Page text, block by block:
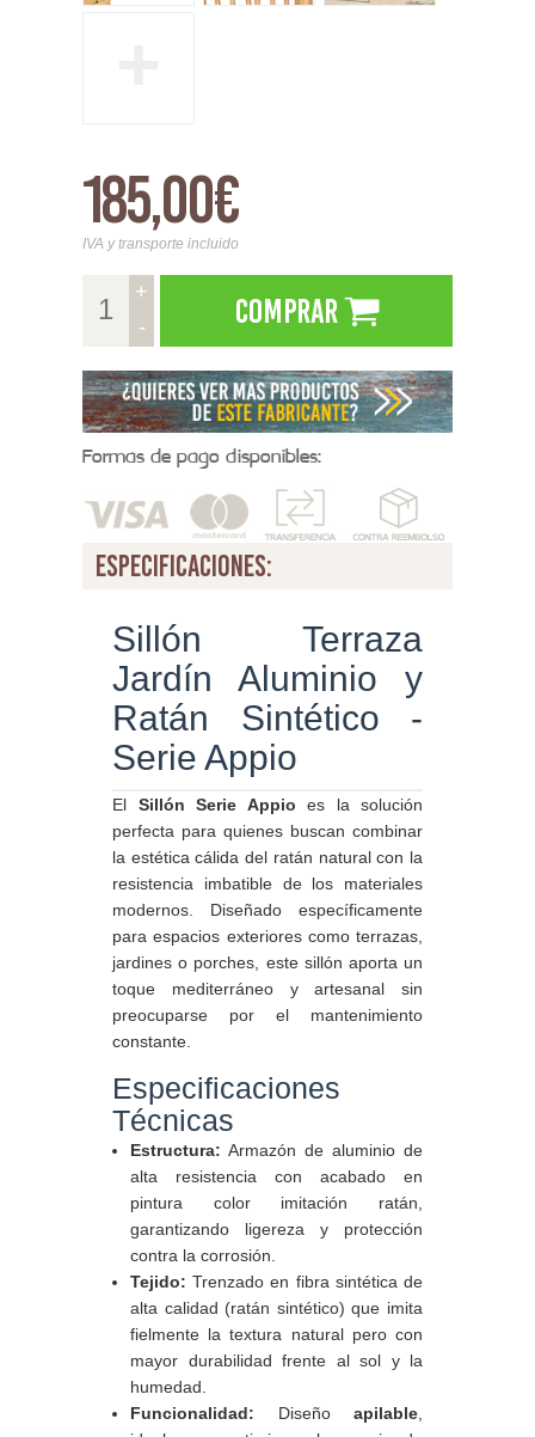
185,00€
IVA y transporte incluido
+
-
Comprar
Formas de pago disponibles:
especificaciones:
Sillón Terraza
Jardín Aluminio y
Ratán Sintético -
Serie Appio
El Sillón Serie Appio es la solución
perfecta para quienes buscan combinar
la estética cálida del ratán natural con la
resistencia imbatible de los materiales
modernos. Diseñado específicamente
para espacios exteriores como terrazas,
jardines o porches, este sillón aporta un
toque mediterráneo y artesanal sin
preocuparse por el mantenimiento
constante.
Especificaciones
Técnicas
Estructura: Armazón de aluminio de
alta resistencia con acabado en
pintura color imitación ratán,
garantizando ligereza y protección
contra la corrosión.
Tejido: Trenzado en fibra sintética de
alta calidad (ratán sintético) que imita
fielmente la textura natural pero con
mayor durabilidad frente al sol y la
humedad.
Funcionalidad: Diseño apilable,